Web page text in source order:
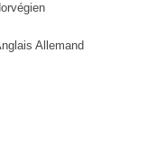
Allemand